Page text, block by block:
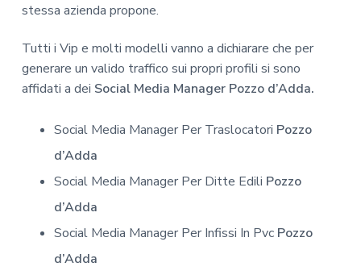
stessa azienda propone.
Tutti i Vip e molti modelli vanno a dichiarare che per
generare un valido traffico sui propri profili si sono
affidati a dei Social Media Manager Pozzo d’Adda.
Social Media Manager Per Traslocatori Pozzo
d’Adda
Social Media Manager Per Ditte Edili Pozzo
d’Adda
Social Media Manager Per Infissi In Pvc Pozzo
d’Adda